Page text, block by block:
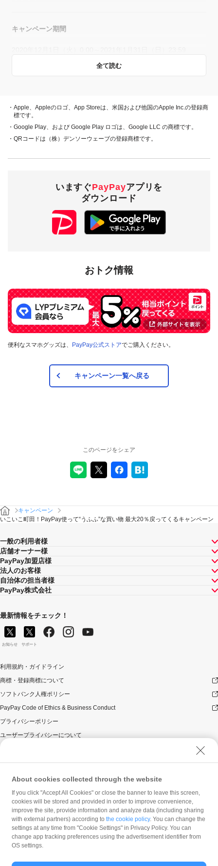
全て読む
キャンペーン期間
キャンペーン期間中、対象店舗で、PayPay残高、ヤフーカー
ド、PayPayあと払い（一括のみ）でお支払いをしていただい
た方に対し、下表のとおり後日PayPayボーナスを付与しま
す。
付与上限
10,000円相当／月
東京都町田市内のPayPay加盟店のうち、
ご確認いただけます。
対象の支払方法
本キャンペーンの対象のお支払方法は、PayPay残高、ヤフー
法は対象外です。また、オンラインでのお支払いはPayPayピ
ックアップのみ対象で、それ以外は対象外です。
が同時開催する他の総付キャンペーンの中で、付与され
す。PayPay株式会社が指定する場合を除き、それらが重
複適用されることはありません。
ときにはそれらも適用されますが、1回のお支払いについ
てのPayPayボーナスの付与率は、合計で支払額の66.5％
す）。ただし、上記上限は、マイナポイント付与期間中
（2020年9月1日～2021年3月31日）のお支払いに適用さ
れるものであり、2021年4月1日以降は変更予定です。
キャンペーン内容および適用条件を予告なく変更する場
合や、キャンペーン自体を予告なく中止する場合があり
ます。
場合は、本キャンペーンの対象とはなりませんのでご注
対象のお支払方法にてお支払いいただいた際に、仮に本
キャンペーンを適用すると、本キャンペーンによる1カ月
るよう付与いたします（付与額の合計が1カ月当たり
10,000円相当を超えることはございません）。
本キャンペーンの対象となった加盟店との契約の一部に
「取消し等」といいます。）となった場合、理由の如何
にかかわらず、また返金の有無にかかわらず、当該取消
取り消されます。
本キャンペーンの対象となった加盟店との契約について
消し等をした時点から将来に向かってのみ減額されま
して以降に取消し等を行った方が、当該取消し等の前
に、PayPay決済をしていた場合であっても、当該取消し
等によって取消し等の前に行った決済が本キャンペーン
の対象となることはありません。
景品について
PayPayボーナス付与の際に、小数点以下は切り捨てとな
・Apple、Appleのロゴ、App Storeは、米国および他国のApple Inc.の登録商
標です。
・Google Play、および Google Play ロゴは、Google LLC の商標です。
・QRコードは（株）デンソーウェーブの登録商標です。
いますぐPayPayアプリを
ダウンロード
おトク情報
便利なスマホグッズは、 PayPay公式ストアでご購入ください。
キャンペーン一覧へ戻る
このページをシェア
キャンペーン
いこいこ町田！PayPay使って“うふふ”な買い物 最大20％戻ってくるキャンペーン
一般の利用者様
店舗オーナー様
PayPay加盟店様
法人のお客様
自治体の担当者様
PayPay株式会社
最新情報をチェック！
お知らせ サポート
利用規約・ガイドライン
商標・登録商標について
ソフトバンク人権ポリシー
PayPay Code of Ethics & Business Conduct
プライバシーポリシー
ユーザープライバシーについて
ウェブサイト利用規約
反社会的勢力に対する方針
勧誘方針
マネロン等基本方針
カスタマーハラスメントに関する当社の考え方
About cookies collected through the website
If you click "Accept All Cookies" or close the banner to leave this screen,
cookies will be stored and provided in order to improve convenience,
improve the site, provide information and analyze data (including sharing
with external partners) according to the cookie policy. You can change the
settings at any time from "Cookie Settings" in Privacy Policy. You can
change app tracking preferences using the advertisement identifier from
OS settings.